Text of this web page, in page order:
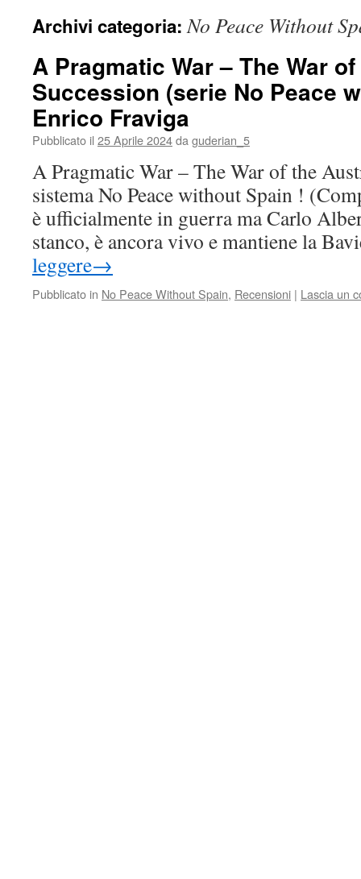
Archivi categoria:No Peace Without
A Pragmatic War – The War
Succession (serie No Peace
Enrico Fraviga
Pubblicato il 25 Aprile 2024da guderian_5
A Pragmatic War – The War of the
sistema No Peace without Spain !
è ufficialmente in guerra ma Carlo
stanco, è ancora vivo e mantiene la
leggere→
Pubblicato in No Peace Without Spain, Recensioni | Lascia un